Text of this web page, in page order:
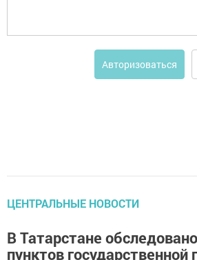
Авторизоваться
ЦЕНТРАЛЬНЫЕ НОВОСТИ
В Татарстане
пунктов государственной